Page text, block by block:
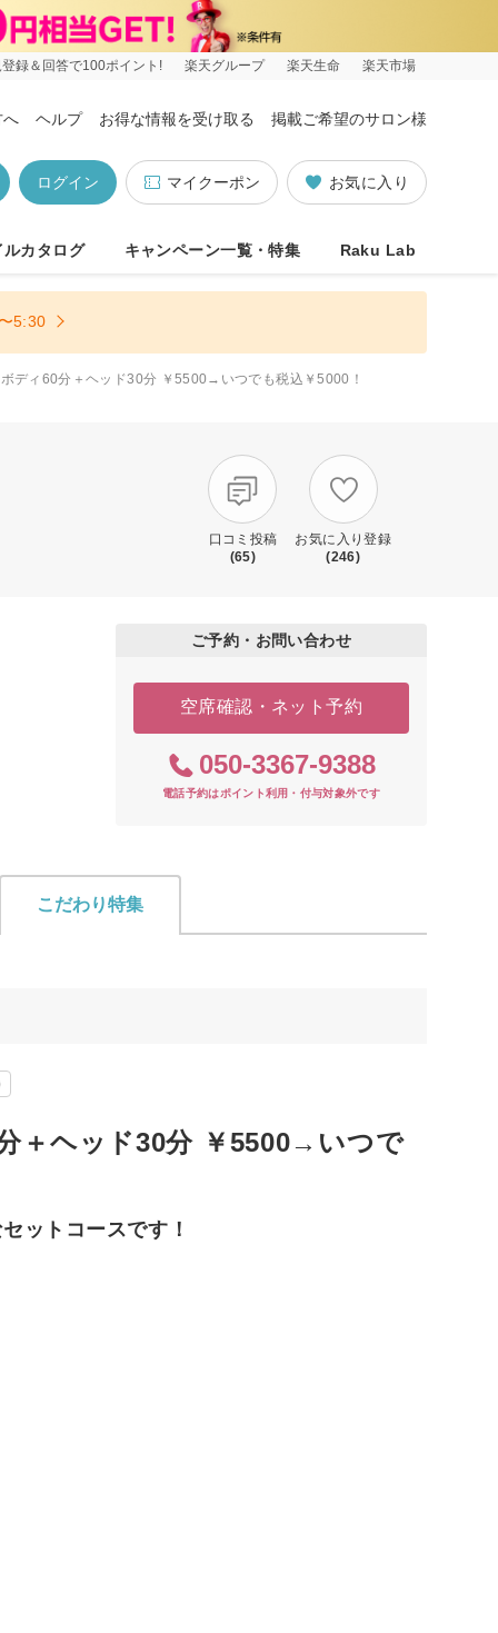
登録＆回答で100ポイント! 楽天グループ 楽天生命 楽天市場
へ ヘルプ お得な情報を受け取る 掲載ご希望のサロン様
お気に入り
マイクーポン
ログイン
ルカタログ キャンペーン一覧・特集 Raku Lab
5:30
ディ60分＋ヘッド30分 ￥5500→いつでも税込￥5000！
口コミ投稿
(65)
お気に入り登録
(246)
ご予約・お問い合わせ
空席確認・ネット予約
050-3367-9388
電話予約はポイント利用・付与対象外です
こだわり特集
＋ヘッド30分 ￥5500→いつで
ットコースです！